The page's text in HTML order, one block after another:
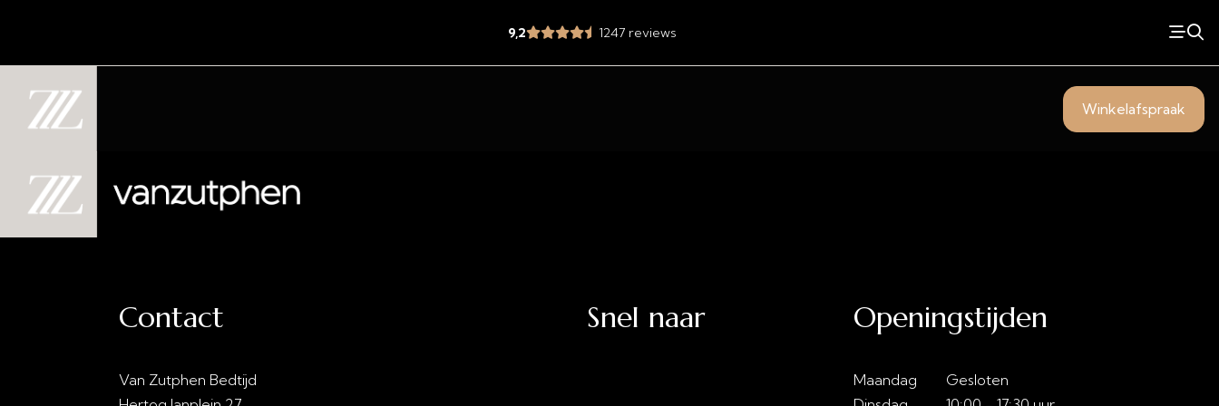
9,2 1247 reviews
Winkelafspraak
Contact
Van Zutphen Bedtijd
Snel naar Openingstijden
Maandag
Gesloten